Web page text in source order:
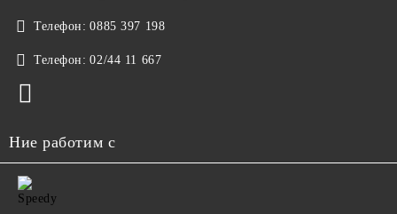
Телефон: 0885 397 198
Телефон: 02/44 11 667
Ние работим с